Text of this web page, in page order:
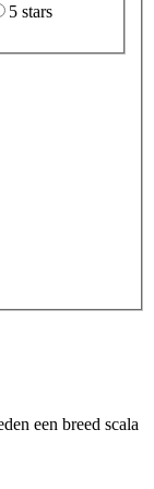
5 stars
een breed scala